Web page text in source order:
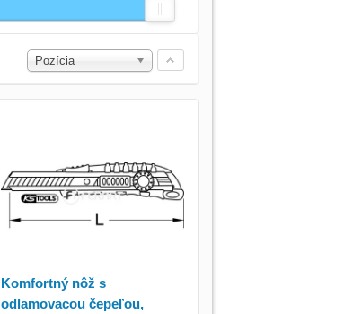
Pozícia
Komfortný nôž s
odlamovacou čepeľou,